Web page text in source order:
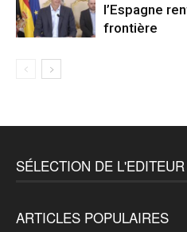
l’Espagne
frontière
SÉLECTION DE L'EDITEUR
ARTICLES POPULAIRES